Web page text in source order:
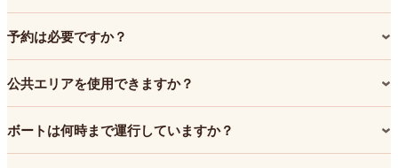
予約は必要ですか？
公共エリアを使用できますか？
ボートは何時まで運行していますか？